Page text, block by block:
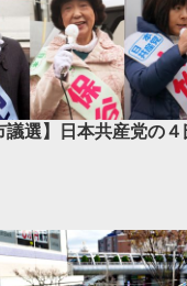
議選】日本共産党の